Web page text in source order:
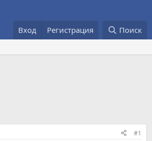
Вход Регистрация Поиск
#1